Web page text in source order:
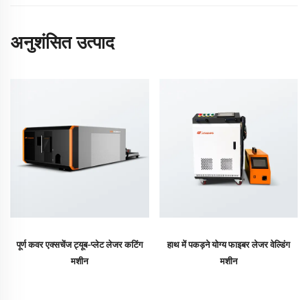
अनुशंसित उत्पाद
पूर्ण कवर एक्सचेंज ट्यूब-प्लेट लेजर कटिंग
मशीन
हाथ में पकड़ने योग्य फाइबर लेजर वेल्डिंग
मशीन